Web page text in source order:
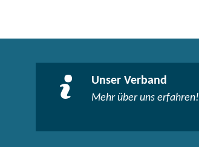
Unser Verband
Mehr über uns erfahren!